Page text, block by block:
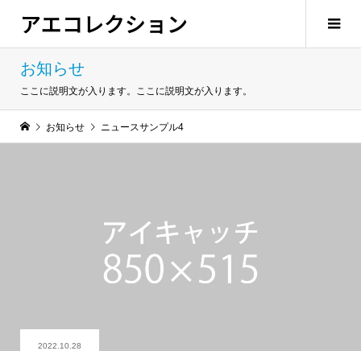
アエコレクション
お知らせ
ここに説明文が入ります。ここに説明文が入ります。
お知らせ ニュースサンプル4
2022.10.28